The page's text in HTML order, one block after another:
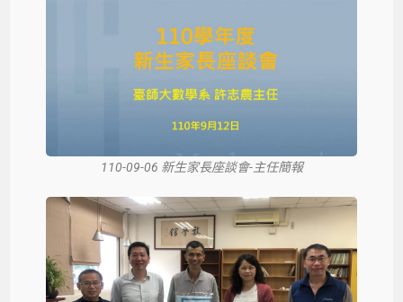
110-09-06 新生家長座談會-主任簡報